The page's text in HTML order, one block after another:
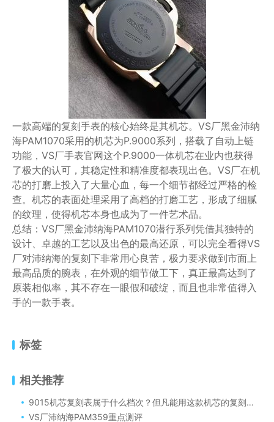
一款高端的复刻手表的核心始终是其机芯。VS厂黑金沛纳
海PAM1070采用的机芯为P.9000系列，搭载了自动上链
功能，VS厂手表官网这个P.9000一体机芯在业内也获得
了极大的认可，其稳定性和精准度都表现出色。VS厂在机
芯的打磨上投入了大量心血，每一个细节都经过严格的检
查。机芯的表面处理采用了高档的打磨工艺，形成了细腻
的纹理，使得机芯本身也成为了一件艺术品。
总结：VS厂黑金沛纳海PAM1070潜行系列凭借其独特的
设计、卓越的工艺以及出色的最高还原，可以完全看得VS
厂对沛纳海的复刻下非常用心良苦，极力要求做到市面上
最高品质的腕表，在外观的细节做工下，真正最高达到了
原装相似率，其不存在一眼假和破绽，而且也非常值得入
手的一款手表。
标签
相关推荐
9015机芯复刻表属于什么档次？但凡能用这款机芯的复刻表都是比较上档次的
VS厂沛纳海PAM359重点测评